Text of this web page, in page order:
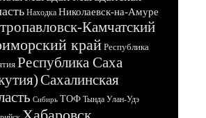
Находка Николаевск-на-Амуре
Камчатский
крайРеспублика
Республика Саха
Сахалинская
Сибирь ТОФ Тында Улан-Удэ